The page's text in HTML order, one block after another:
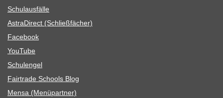
Schul­aus­fälle
Astra­Di­rect (Schließ­fä­cher)
Face­book
You­Tube
Schul­en­gel
Fair­trade Schools Blog
Mensa (Menü­part­ner)